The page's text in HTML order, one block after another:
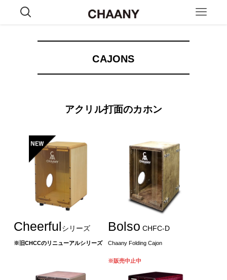
CAJONS
アクリル打面のカホン
Cheerful シリーズ
※旧CHCCのリニューアルシリーズ
Bolso CHFC-D
Chaany Folding Cajon
※販売中止中